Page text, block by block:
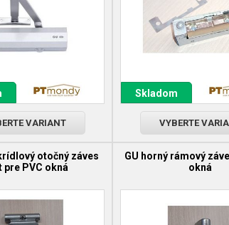
VARIANT
Skladom
VYBERTE
otočný záves
pre PVC okná
GU horný rámový
okná